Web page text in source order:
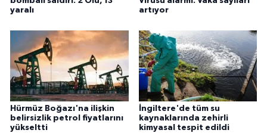
yaralı
artıyor
Hürmüz Boğazı'na ilişkin
belirsizlik petrol fiyatlarını
yükseltti
İngiltere'de tüm su
kaynaklarında zehirli
kimyasal tespit edildi